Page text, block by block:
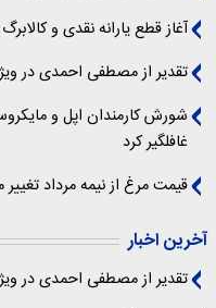
آغاز قطع یارانه نقدی و کالابرگ از
تقدیر از مصطفی احمدی در
شورش کارمندان اپل و
غافلگیر کرد
قیمت مرغ از نیمه مرداد
آخرین اخبار
تقدیر از مصطفی احمدی در